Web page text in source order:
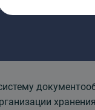
поможем!